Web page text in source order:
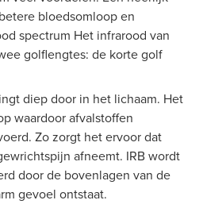
bloedsomloop en
spectrum Het infrarood van
golflengtes: de korte golf
diep door in het lichaam. Het
waardoor afvalstoffen
Zo zorgt het ervoor dat
afneemt. IRB wordt
door de bovenlagen van de
gevoel ontstaat.